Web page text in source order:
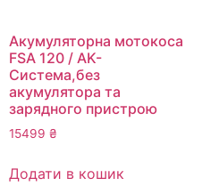
Акумуляторна мотокоса
FSA 120 / AK-
Система,без
акумулятора та
зарядного пристрою
15499 ₴
Додати в кошик